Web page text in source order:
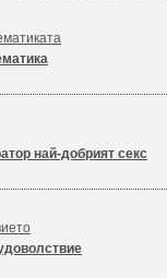
най-добрият секс